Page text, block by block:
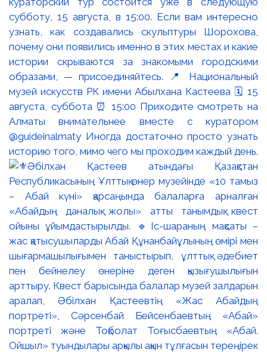
субботу, 15 августа, в 15:00. Если вам интересно
узнать, как создавались скульптуры Шорохова,
почему они появились именно в этих местах и какие
истории скрываются за знакомыми городскими
образами, — присоединяйтесь. 📍 Национальный
музей искусств РК имени Абылхана Кастеева 🗓 15
августа, суббота ⏰ 15:00 Приходите смотреть на
Алматы внимательнее вместе с куратором
@guideinalmaty Иногда достаточно просто узнать
историю того, мимо чего мы проходим каждый день.